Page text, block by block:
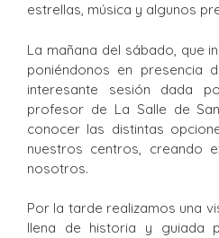
estrellas, música y algunos
La mañana del sábado, que
poniéndonos en presencia
interesante sesión dada
profesor de La Salle de
conocer las distintas
nuestros centros, creando
nosotros.
Por la tarde realizamos una
llena de historia y guiada